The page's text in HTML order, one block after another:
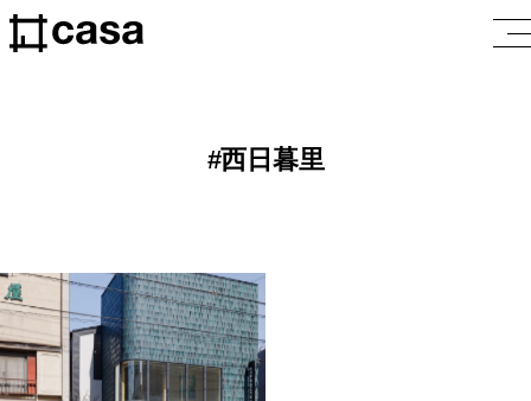
西日暮里